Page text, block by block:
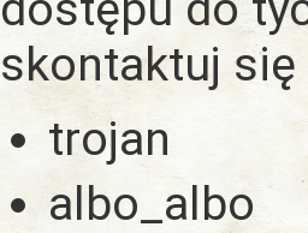
skontaktuj się
trojan
albo_albo